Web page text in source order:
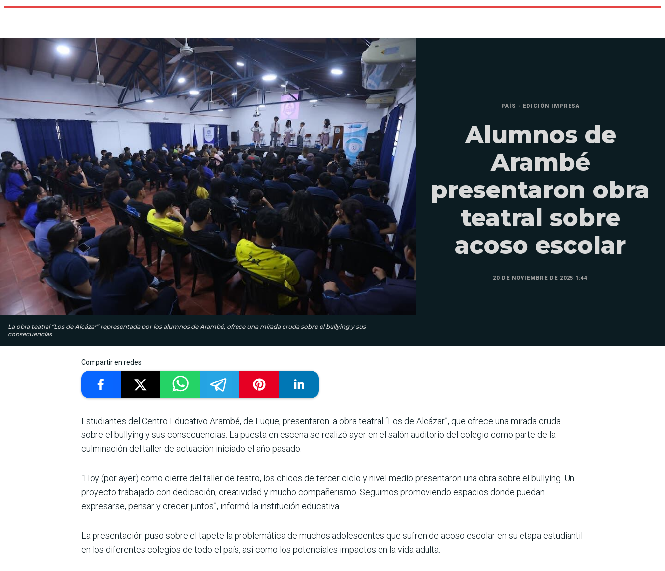
La obra teatral “Los de Alcázar” representada por los alumnos de Arambé, ofrece una mirada cruda sobre el bullying y sus
consecuencias
PAÍS - EDICIÓN IMPRESA
Alumnos de
Arambé
presentaron obra
teatral sobre
acoso escolar
20 DE NOVIEMBRE DE 2025 1:44
Compartir en redes
Estudiantes del Centro Educativo Arambé, de Luque, presentaron la obra teatral “Los de Alcázar”, que ofrece una mirada cruda
sobre el bullying y sus consecuen­cias. La puesta en escena se realizó ayer en el salón audi­torio del colegio como parte de la
culminación del taller de actuación iniciado el año pasado.
“Hoy (por ayer) como cie­rre del taller de teatro, los chicos de tercer ciclo y nivel medio presentaron una obra sobre el bullying. Un
proyecto trabajado con dedicación, creatividad y mucho compañerismo. Seguimos promoviendo espacios donde puedan
expresarse, pensar y cre­cer juntos”, informó la ins­titución educativa.
La presentación puso sobre el tapete la problemática de muchos adolescentes que sufren de acoso escolar en su etapa estudiantil
en los diferentes colegios de todo el país, así como los poten­ciales impactos en la vida adulta.